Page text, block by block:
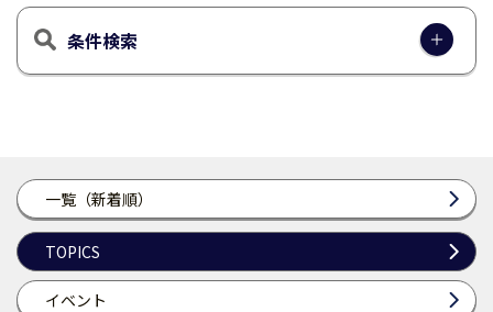
一覧（新着順）
TOPICS
イベント
条件検索